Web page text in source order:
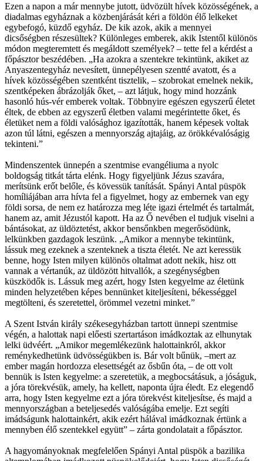
Ezen a napon a már mennybe jutott, üdvözült hívek közösségének, a
diadalmas egyháznak a közbenjárását kéri a földön élő lelkeket
egybefogó, küzdő egyház. De kik azok, akik a mennyei
dicsőségben részesültek? Különleges emberek, akik Istentől különös
módon megteremtett és megáldott személyek? – tette fel a kérdést a
főpásztor beszédében. „Ha azokra a szentekre tekintünk, akiket az
Anyaszentegyház nevesített, ünnepélyesen szentté avatott, és a
hívek közösségében szentként tisztelik, – szobrokat emelnek nekik,
szentképeken ábrázolják őket, – azt látjuk, hogy mind hozzánk
hasonló hús-vér emberek voltak. Többnyire egészen egyszerű életet
éltek, de ebben az egyszerű életben valami megérintette őket, és
életüket nem a földi valósághoz igazították, hanem képesek voltak
azon túl látni, egészen a mennyország ajtajáig, az örökkévalóságig
tekinteni.”
Mindenszentek ünnepén a szentmise evangéliuma a nyolc
boldogság titkát tárta elénk. Hogy figyeljünk Jézus szavára,
merítsünk erőt belőle, és kövessük tanítását. Spányi Antal püspök
homíliájában arra hívta fel a figyelmet, hogy az embernek van egy
földi sorsa, de nem ez határozza meg léte igazi értelmét és tartalmát,
hanem az, amit Jézustól kapott. Ha az Ő nevében el tudjuk viselni a
bántásokat, az üldöztetést, akkor bensőnkben megerősödünk,
lelkünkben gazdagok leszünk. „Amikor a mennybe tekintünk,
lássuk meg ezeknek a szenteknek a tiszta életét. Ne azt keressük
benne, hogy Isten milyen különös oltalmat adott nekik, hisz ott
vannak a vértanúk, az üldözött hitvallók, a szegénységben
küszködők is. Lássuk meg azért, hogy Isten kegyelme az életünk
minden helyzetében képes bennünket kiteljesíteni, békességgel
megtölteni, és szeretettel, örömmel vezetni minket.”
A Szent István király székesegyházban tartott ünnepi szentmise
végén, a halottak napi előesti szertartáson imádkoztak az elhunytak
lelki üdvéért. „Amikor megemlékezünk halottainkról, akkor
reménykedhetünk üdvösségükben is. Bár volt bűnük, –mert az
ember magán hordozza elesettségét az ősbűn óta, – de ott volt
bennük is Isten kegyelme: a szeretetük, a megbocsátásuk, a jóságuk,
a jóra törekvésük, amely, ha kellett, naponta újra éledt. Ez elegendő
arra, hogy Isten kegyelme ezt a jóra törekvést kiteljesítse, és majd a
mennyországban a beteljesedés valóságába emelje. Ezt segíti
imádságunk halottainkért, akik ezért hálával imádkoznak értünk a
mennyben élő szentekkel együtt” – zárta gondolatait a főpásztor.
A hagyományoknak megfelelően Spányi Antal püspök a bazilika